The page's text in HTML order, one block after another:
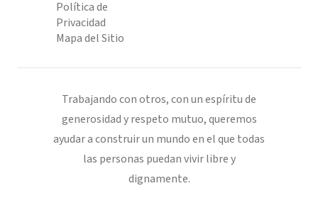
Política de
Privacidad
Mapa del Sitio
Trabajando con otros, con un espíritu de
generosidad y respeto mutuo, queremos
ayudar a construir un mundo en el que todas
las personas puedan vivir libre y
dignamente.